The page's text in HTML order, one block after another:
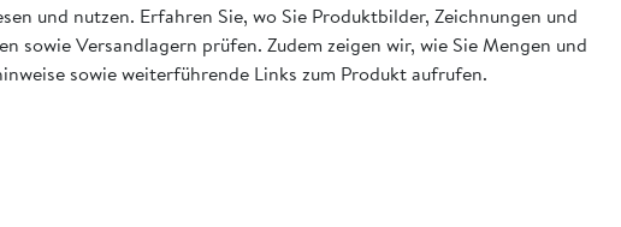
und nutzen. Erfahren Sie, wo Sie Produktbilder, Zeichnungen und
Versandlagern prüfen. Zudem zeigen wir, wie Sie Mengen und
sowie weiterführende Links zum Produkt aufrufen.